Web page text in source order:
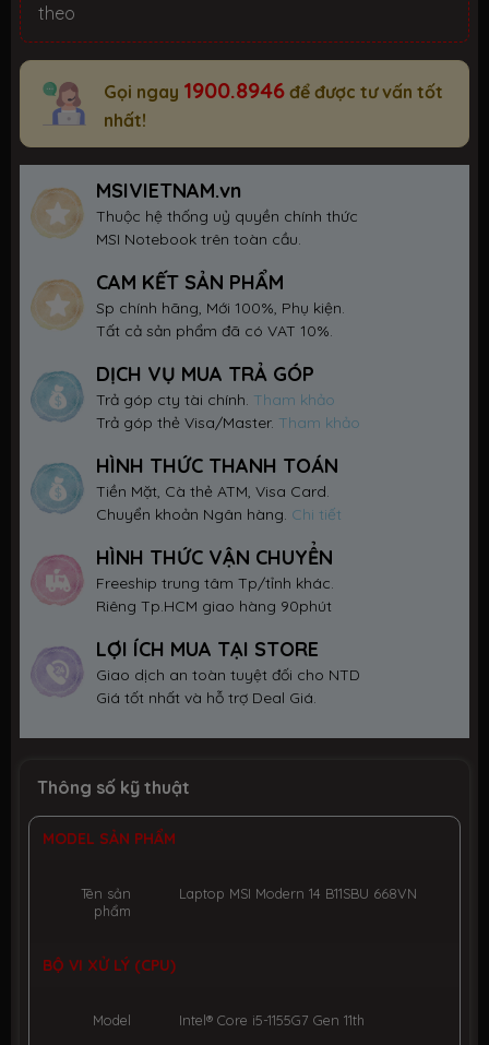
theo
Gọi ngay 1900.8946 để được tư vấn tốt
nhất!
MSIVIETNAM.vn
Thuộc hệ thống uỷ quyền chính thức
MSI Notebook trên toàn cầu.
CAM KẾT SẢN PHẨM
Sp chính hãng, Mới 100%, Phụ kiện.
Tất cả sản phẩm đã có VAT 10%.
DỊCH VỤ MUA TRẢ GÓP
Trả góp cty tài chính. Tham khảo
Trả góp thẻ Visa/Master. Tham khảo
HÌNH THỨC THANH TOÁN
Tiền Mặt, Cà thẻ ATM, Visa Card.
Chuyển khoản Ngân hàng. Chi tiết
HÌNH THỨC VẬN CHUYỂN
Freeship trung tâm Tp/tỉnh khác.
Riêng Tp.HCM giao hàng 90phút
LỢI ÍCH MUA TẠI STORE
Giao dịch an toàn tuyệt đối cho NTD
Giá tốt nhất và hỗ trợ Deal Giá.
Thông số kỹ thuật
MODEL SẢN PHẨM
Tên sản
phẩm
Laptop MSI Modern 14 B11SBU 668VN
BỘ VI XỬ LÝ (CPU)
Model Intel® Core i5-1155G7 Gen 11th